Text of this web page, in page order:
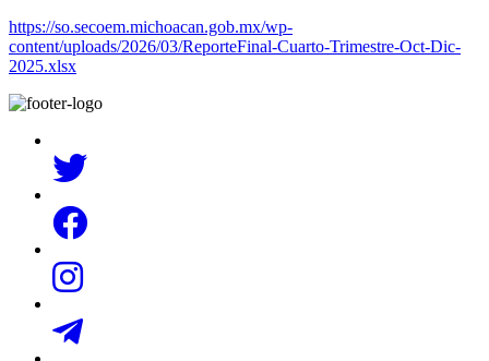
https://so.secoem.michoacan.gob.mx/wp-
content/uploads/2026/03/ReporteFinal-Cuarto-Trimestre-Oct-Dic-
2025.xlsx